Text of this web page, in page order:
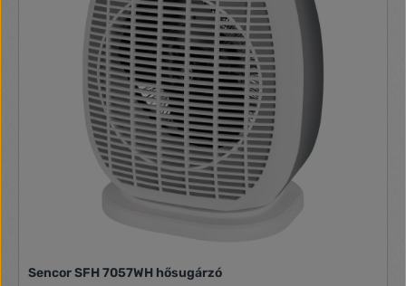
Sencor SFH 7057WH hősugárzó